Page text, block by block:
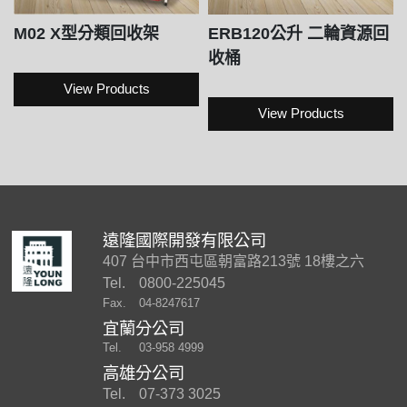
M02 X型分類回收架
View Products
ERB120公升 二輪資源回
收桶
View Products
遠隆國際開發有限公司
407 台中市西屯區朝富路213號 18樓之六
Tel.
0800-225045
Fax. 04-8247617
宜蘭分公司
Tel. 03-958 4999
高雄分公司
Tel. 07-373 3025